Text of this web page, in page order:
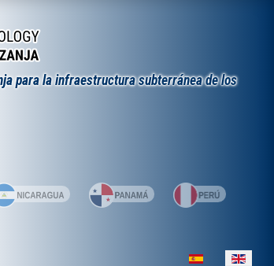
para la infraestructura subterránea de los
Select your